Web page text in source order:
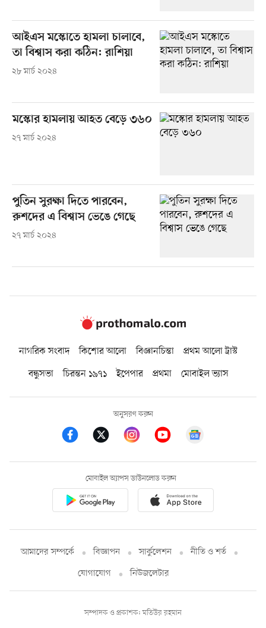
আইএস মস্কোতে হামলা চালাবে,
তা বিশ্বাস করা কঠিন: রাশিয়া
২৮ মার্চ ২০২৪
মস্কোর হামলায় আহত বেড়ে ৩৬০
২৭ মার্চ ২০২৪
পুতিন সুরক্ষা দিতে পারবেন,
রুশদের এ বিশ্বাস ভেঙে গেছে
২৭ মার্চ ২০২৪
নাগরিক সংবাদ কিশোর আলো বিজ্ঞানচিন্তা
প্রথম আলো ট্রাস্ট
বন্ধুসভা
চিরন্তন ১৯৭১ ইপেপার প্রথমা মোবাইল ভ্যাস
অনুসরণ করুন
মোবাইল অ্যাপস ডাউনলোড করুন
আমাদের সম্পর্কে বিজ্ঞাপন সার্কুলেশন
নীতি ও শর্ত
যোগাযোগ
নিউজলেটার
সম্পাদক ও প্রকাশক: মতিউর রহমান